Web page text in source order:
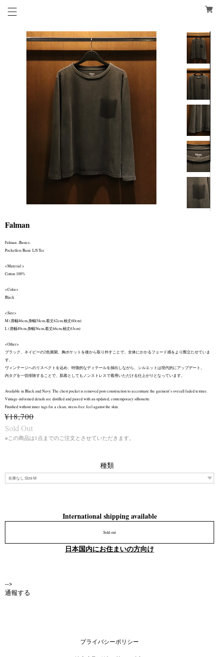
Falman
Falman -Basics-
Pocketless Basic L/S Tee
<Material >
Cotton 100%
<Color>
Black
<Size>
M (肩幅46cm,身幅54cm,着丈62cm,袖丈60cm)
L (肩幅49cm,身幅56cm,着丈66cm,袖丈63cm)
<Other>
ブラック、ネイビーの2色展開。胸ポケットを後から取り外すことで、全体にかかるフェード感をより際立たせていま
す。
ヴィンテージへのリスペクトを込め、特徴的なディテールを抽出しながら、シルエットは現代的にアップデート。
内タグを一切排除することで、肌着としてもノンストレスで着用いただける仕上がりとなっています。
Available in Black and Navy. The chest pocket is removed post-construction to accentuate the garment’s overall faded texture.
Vintage-informed details are distilled and paired with an updated, contemporary silhouette.
Finished without inner tags for a clean, stress-free feel against the skin.
¥18,700
Sold Out
※この商品は1点までのご注文とさせていただきます。
種類
International shipping available
Sold out
日本国内にお住まいの方向け
-->
通報する
プライバシーポリシー